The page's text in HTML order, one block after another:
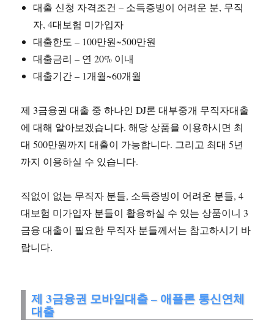
대출 신청 자격조건 – 소득증빙이 어려운 분, 무직
자, 4대보험 미가입자
대출한도 – 100만원~500만원
대출금리 – 연 20% 이내
대출기간 – 1개월~60개월
제 3금융권 대출 중 하나인 DJ론 대부중개 무직자대출
에 대해 알아보겠습니다. 해당 상품을 이용하시면 최
대 500만원까지 대출이 가능합니다. 그리고 최대 5년
까지 이용하실 수 있습니다.
직없이 없는 무직자 분들, 소득증빙이 어려운 분들, 4
대보험 미가입자 분들이 활용하실 수 있는 상품이니 3
금융 대출이 필요한 무직자 분들께서는 참고하시기 바
랍니다.
제 3금융권 모바일대출 – 애플론 통신연체
대출